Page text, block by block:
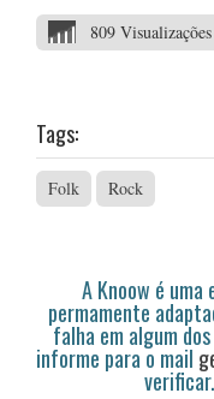
809 Visualizações
Tags:
Folk Rock
A Knoow é
permamente
falha em algum
informe para o mail